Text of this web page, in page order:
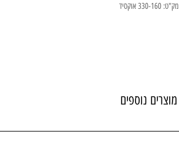
מק"ט: 330-160 אוקסיד
מוצרים נוספים